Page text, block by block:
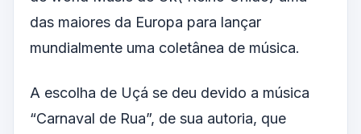
das maiores da Europa para lançar
mundialmente uma coletânea de música.
A escolha de Uçá se deu devido a música
“Carnaval de Rua”, de sua autoria, que